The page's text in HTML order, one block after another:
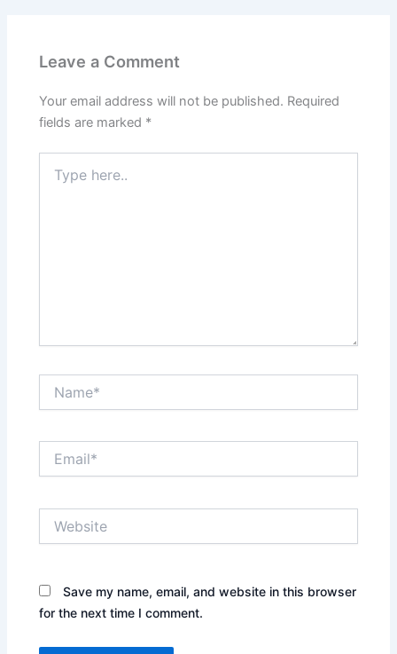
Leave a Comment
Your email address will not be published. Required
fields are marked *
here..
Save my name, email, and website in this browser
for the next time I comment.